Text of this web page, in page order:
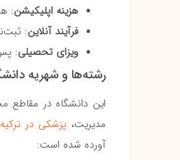
هزینه اپلیکیشن:
فرآیند آنلاین:
ویزای تحصیلی:
رشته‌ها و شهریه
این دانشگاه در مقاطع
مدیریت، پزشکی در ترکیه
آورده شده است: